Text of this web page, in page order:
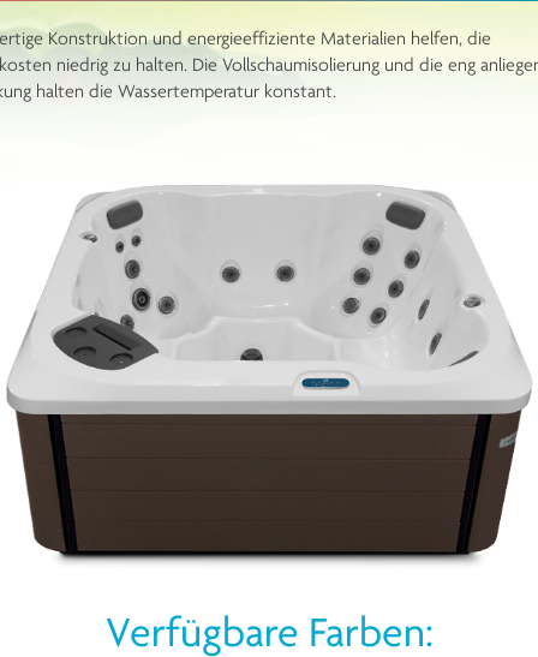
Konstruktion und energieeffiziente Materialien helfen, die
niedrig zu halten. Die Vollschaumisolierung und die eng
halten die Wassertemperatur konstant.
Verfügbare Farben: